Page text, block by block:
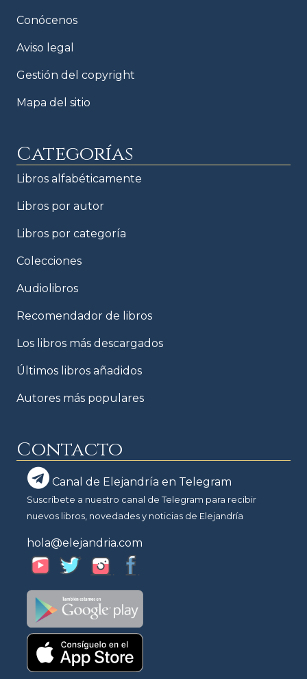
Conócenos
Aviso legal
Gestión del copyright
Mapa del sitio
Categorías
Libros alfabéticamente
Libros por autor
Libros por categoría
Colecciones
Audiolibros
Recomendador de libros
Los libros más descargados
Últimos libros añadidos
Autores más populares
Contacto
Canal de Elejandría en Telegram
Suscríbete a nuestro canal de Telegram para recibir
nuevos libros, novedades y noticias de Elejandría
hola@elejandria.com